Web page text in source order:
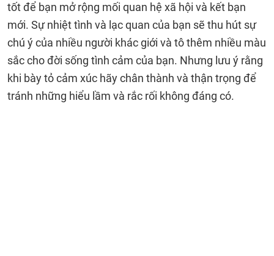
tốt để bạn mở rộng mối quan hệ xã hội và kết bạn
mới. Sự nhiệt tình và lạc quan của bạn sẽ thu hút sự
chú ý của nhiều người khác giới và tô thêm nhiều màu
sắc cho đời sống tình cảm của bạn. Nhưng lưu ý rằng
khi bày tỏ cảm xúc hãy chân thành và thận trọng để
tránh những hiểu lầm và rắc rối không đáng có.